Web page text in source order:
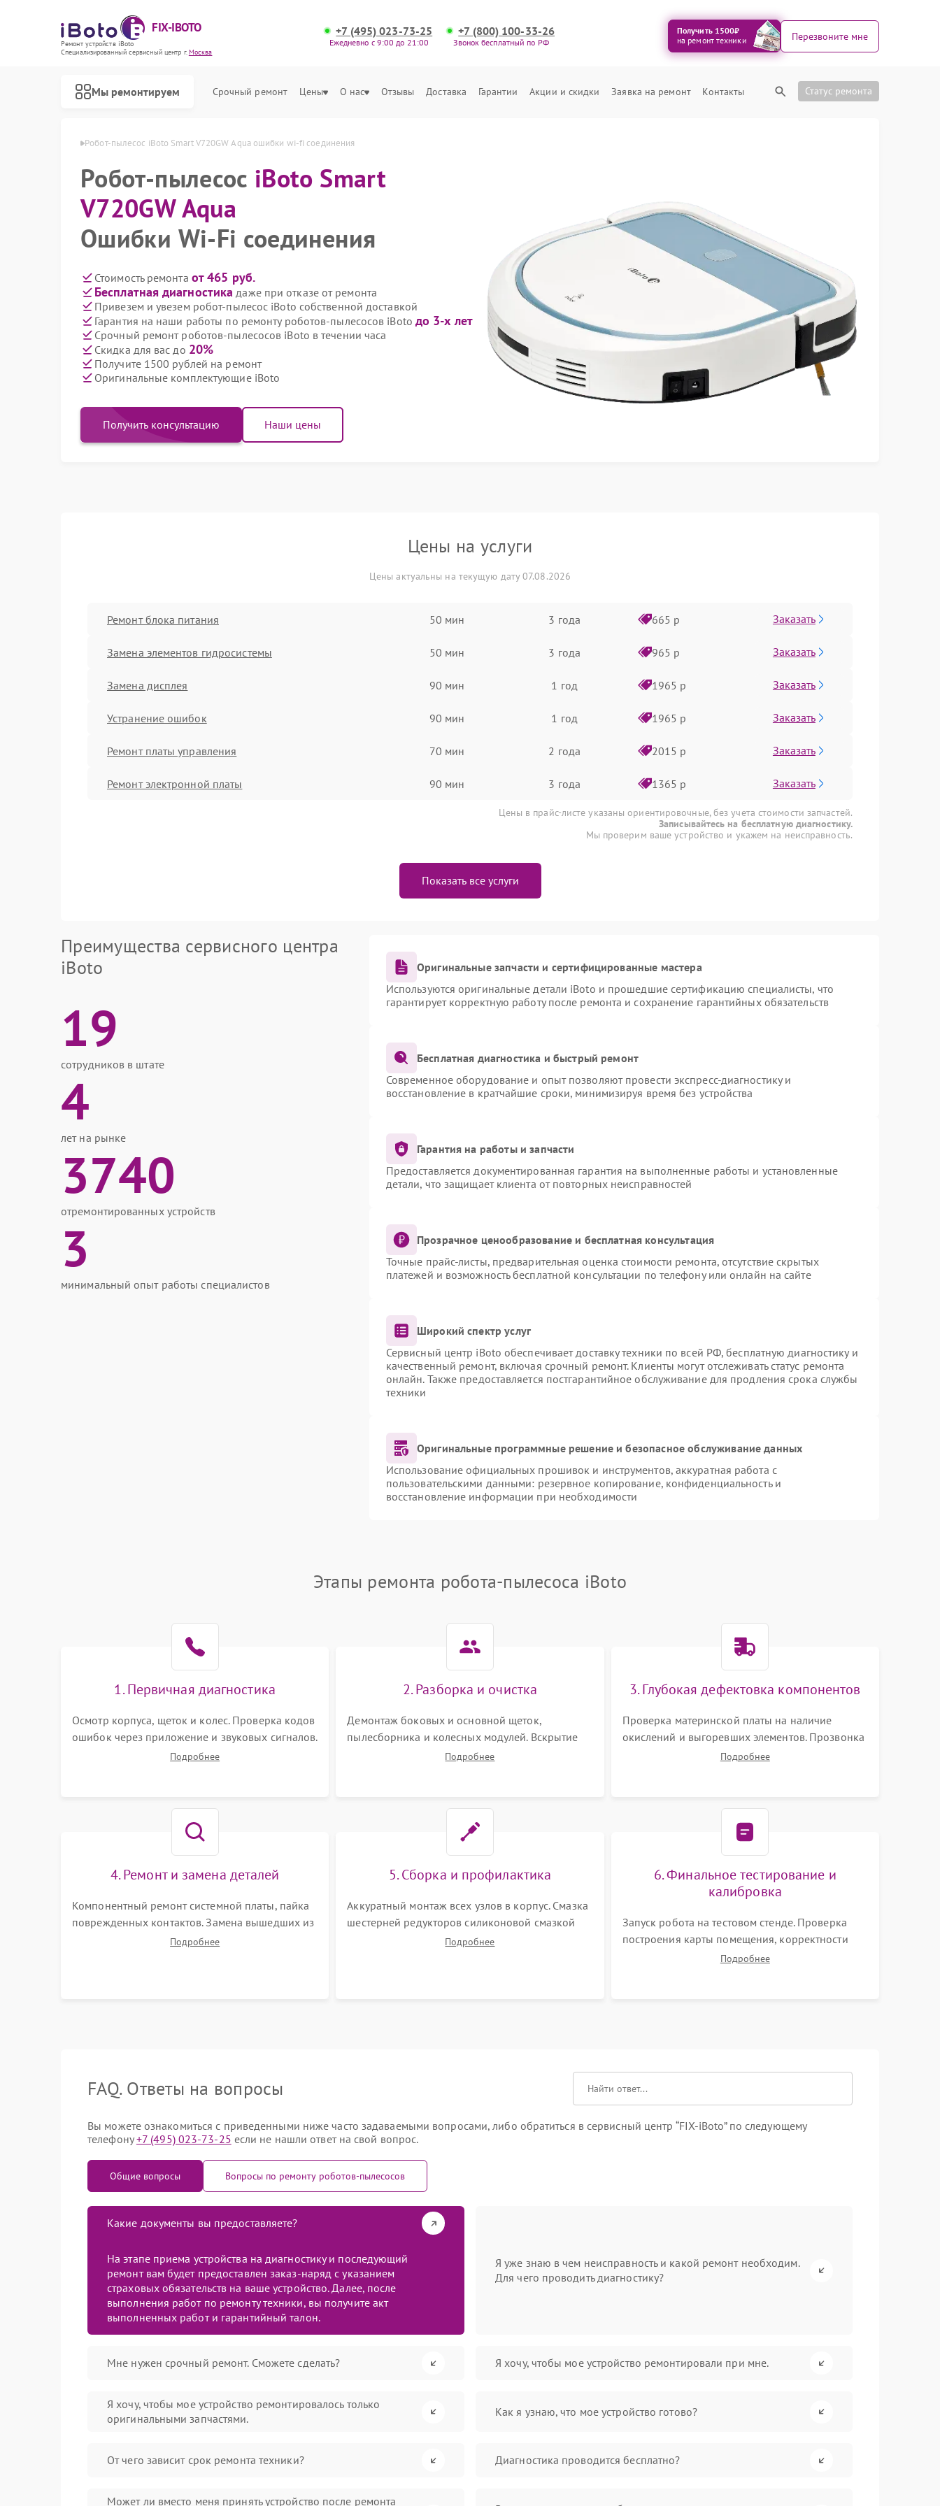
FIX-IBOTO
Ремонт устройств iBoto
Специализированный cервисный центр г.Москва
+7 (495) 023-73-25
Ежедневно с 9:00 до 21:00
+7 (800) 100-33-26
Звонок бесплатный по РФ
Получить 1500₽
на ремонт техники
Перезвоните мне
Мы ремонтируем Срочный ремонт Цены О нас Отзывы Доставка Гарантии Акции и скидки Заявка на ремонт Контакты Статус ремонта
Aqua в Москве Робот-пылесос iBoto Smart V720GW Aqua ошибки wi-fi соединения
Робот-пылесос iBoto Smart
V720GW Aqua
Ошибки Wi-Fi соединения
Стоимость ремонта от 465 руб.
Бесплатная диагностика даже при отказе от ремонта
Привезем и увезем робот-пылесос iBoto собственной доставкой
Гарантия на наши работы по ремонту роботов-пылесосов iBoto до 3-х лет
Срочный ремонт роботов-пылесосов iBoto в течении часа
Скидка для вас до 20%
Получите 1500 рублей на ремонт
Оригинальные комплектующие iBoto
Получить консультацию Наши цены
Цены на услуги
Цены актуальны на текущую дату 07.08.2026
Ремонт блока питания 50 мин 3 года 665 р Заказать
Замена элементов гидросистемы 50 мин 3 года 965 р Заказать
Замена дисплея 90 мин 1 год 1965 р Заказать
Устранение ошибок 90 мин 1 год 1965 р Заказать
Ремонт платы управления 70 мин 2 года 2015 р Заказать
Ремонт электронной платы 90 мин 3 года 1365 р Заказать
Цены в прайс-листе указаны ориентировочные, без учета стоимости запчастей.
Записывайтесь на бесплатную диагностику.
Мы проверим ваше устройство и укажем на неисправность.
Показать все услуги
Преимущества сервисного центра
iBoto
19
сотрудников в штате
4
лет на рынке
3740
отремонтированных устройств
3
минимальный опыт работы специалистов
Оригинальные запчасти и сертифицированные мастера
Используются оригинальные детали iBoto и прошедшие сертификацию специалисты, что
гарантирует корректную работу после ремонта и сохранение гарантийных обязательств
Бесплатная диагностика и быстрый ремонт
Современное оборудование и опыт позволяют провести экспресс-диагностику и
восстановление в кратчайшие сроки, минимизируя время без устройства
Гарантия на работы и запчасти
Предоставляется документированная гарантия на выполненные работы и установленные
детали, что защищает клиента от повторных неисправностей
Прозрачное ценообразование и бесплатная консультация
Точные прайс-листы, предварительная оценка стоимости ремонта, отсутствие скрытых
платежей и возможность бесплатной консультации по телефону или онлайн на сайте
Широкий спектр услуг
Сервисный центр iBoto обеспечивает доставку техники по всей РФ, бесплатную диагностику и
качественный ремонт, включая срочный ремонт. Клиенты могут отслеживать статус ремонта
онлайн. Также предоставляется постгарантийное обслуживание для продления срока службы
техники
Оригинальные программные решение и безопасное обслуживание данных
Использование официальных прошивок и инструментов, аккуратная работа с
пользовательскими данными: резервное копирование, конфиденциальность и
восстановление информации при необходимости
Этапы ремонта робота-пылесоса iBoto
1. Первичная диагностика
Осмотр корпуса, щеток и колес. Проверка кодов
ошибок через приложение и звуковых сигналов.
Замер емкости аккумулятора и тестирование
Подробнее
2. Разборка и очистка
Демонтаж боковых и основной щеток,
пылесборника и колесных модулей. Вскрытие
корпуса робота. Тщательная очистка внутренних
Подробнее
3. Глубокая дефектовка компонентов
Проверка материнской платы на наличие
окислений и выгоревших элементов. Прозвонка
цепей питания, тестирование приводных
Подробнее
4. Ремонт и замена деталей
Компонентный ремонт системной платы, пайка
поврежденных контактов. Замена вышедших из
строя двигателей, изношенного аккумулятора,
Подробнее
5. Сборка и профилактика
Аккуратный монтаж всех узлов в корпус. Смазка
шестерней редукторов силиконовой смазкой
для снижения шума. Установка новых
Подробнее
6. Финальное тестирование и
калибровка
Запуск робота на тестовом стенде. Проверка
построения карты помещения, корректности
навигации и обхода препятствий. Оценка силы
Подробнее
FAQ. Ответы на вопросы
Вы можете ознакомиться с приведенными ниже часто задаваемыми вопросами, либо обратиться в сервисный центр “FIX-iBoto” по следующему
телефону+7 (495) 023-73-25 если не нашли ответ на свой вопрос.
Общие вопросы Вопросы по ремонту роботов-пылесосов
Какие документы вы предоставляете?
На этапе приема устройства на диагностику и последующий
ремонт вам будет предоставлен заказ-наряд с указанием
страховых обязательств на ваше устройство. Далее, после
выполнения работ по ремонту техники, вы получите акт
выполненных работ и гарантийный талон.
Я уже знаю в чем неисправность и какой ремонт необходим.
Для чего проводить диагностику?
Мне нужен срочный ремонт. Сможете сделать? Я хочу, чтобы мое устройство ремонтировали при мне.
Я хочу, чтобы мое устройство ремонтировалось только
оригинальными запчастями.
Как я узнаю, что мое устройство готово?
От чего зависит срок ремонта техники? Диагностика проводится бесплатно?
Может ли вместо меня принять устройство после ремонта